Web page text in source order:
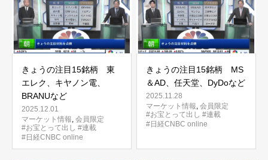
きょうの注目15銘柄 東
エレク、キヤノン電、
BRANUなど
2025.12.01
マーケット情報, 会員限定
#お宝とって出し #連載
#日経CNBC online
きょうの注目15銘柄 MS
＆AD、任天堂、DyDoなど
2025.11.28
マーケット情報, 会員限定
#お宝とって出し #連載
#日経CNBC online